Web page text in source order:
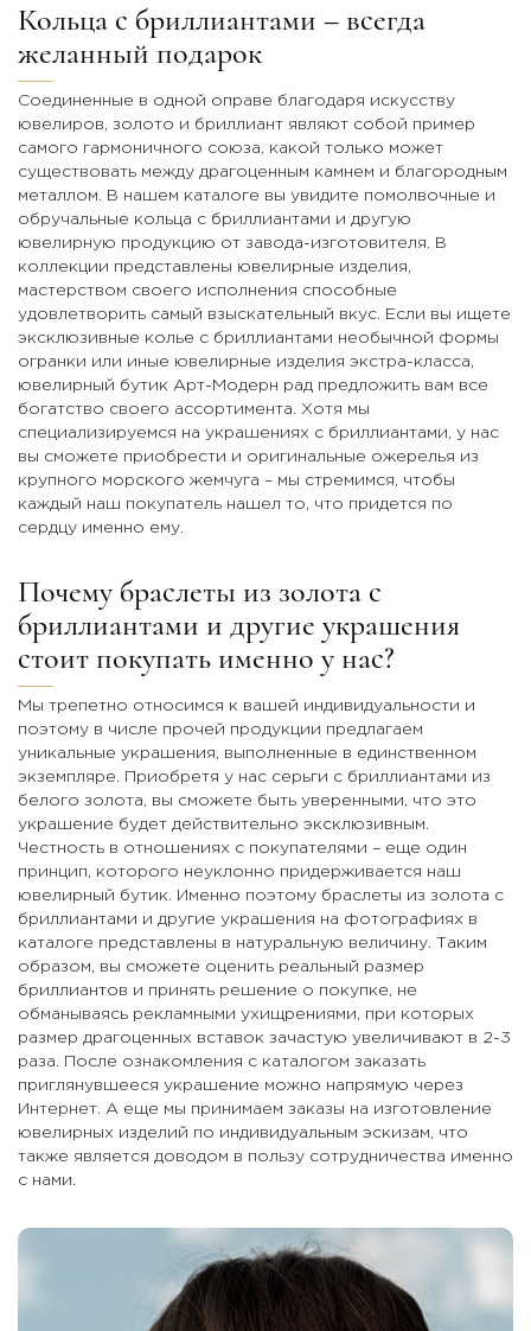
Кольца с бриллиантами – всегда
желанный подарок
Соединенные в одной оправе благодаря искусству
ювелиров, золото и бриллиант являют собой пример
самого гармоничного союза, какой только может
существовать между драгоценным камнем и благородным
металлом. В нашем каталоге вы увидите помолвочные и
обручальные кольца с бриллиантами и другую
ювелирную продукцию от завода-изготовителя. В
коллекции представлены ювелирные изделия,
мастерством своего исполнения способные
удовлетворить самый взыскательный вкус. Если вы ищете
эксклюзивные колье с бриллиантами необычной формы
огранки или иные ювелирные изделия экстра-класса,
ювелирный бутик Арт-Модерн рад предложить вам все
богатство своего ассортимента. Хотя мы
специализируемся на украшениях с бриллиантами, у нас
вы сможете приобрести и оригинальные ожерелья из
крупного морского жемчуга – мы стремимся, чтобы
каждый наш покупатель нашел то, что придется по
сердцу именно ему.
Почему браслеты из золота с
бриллиантами и другие украшения
стоит покупать именно у нас?
Мы трепетно относимся к вашей индивидуальности и
поэтому в числе прочей продукции предлагаем
уникальные украшения, выполненные в единственном
экземпляре. Приобретя у нас серьги с бриллиантами из
белого золота, вы сможете быть уверенными, что это
украшение будет действительно эксклюзивным.
Честность в отношениях с покупателями – еще один
принцип, которого неуклонно придерживается наш
ювелирный бутик. Именно поэтому браслеты из золота с
бриллиантами и другие украшения на фотографиях в
каталоге представлены в натуральную величину. Таким
образом, вы сможете оценить реальный размер
бриллиантов и принять решение о покупке, не
обманываясь рекламными ухищрениями, при которых
размер драгоценных вставок зачастую увеличивают в 2-3
раза. После ознакомления с каталогом заказать
приглянувшееся украшение можно напрямую через
Интернет. А еще мы принимаем заказы на изготовление
ювелирных изделий по индивидуальным эскизам, что
также является доводом в пользу сотрудничества именно
с нами.